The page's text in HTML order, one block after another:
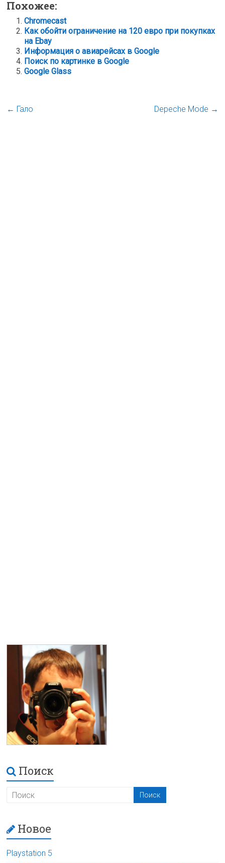
Похожее:
Chromecast
Как обойти ограничение на 120 евро при покупках
на Ebay
Информация о авиарейсах в Google
Поиск по картинке в Google
Google Glass
← Гало Depeche Mode →
Поиск
Новое
Playstation 5